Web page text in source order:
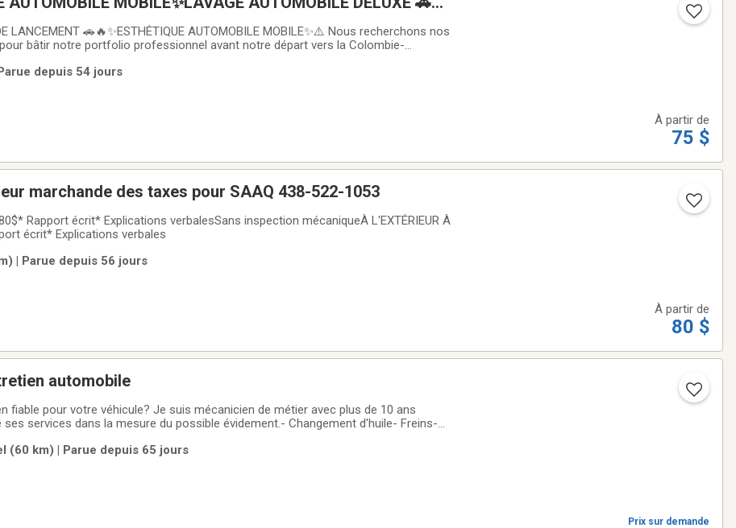
LANCEMENT 🚗🔥✨ESTHÉTIQUE AUTOMOBILE MOBILE✨⚠️ Nous recherchons nos
bâtir notre portfolio professionnel avant notre départ vers la Colombie-
deux passionnés ayant déjà travaillé
depuis 54 jours
À partir de
75 $
marchande des taxes pour SAAQ 438-522-1053
L'EXTÉRIEUR À
partir de 150$* Rapport écrit* Explications verbales
| Parue depuis 56 jours
À partir de
80 $
automobile
fiable pour votre véhicule? Je suis mécanicien de métier avec plus de 10 ans
services dans la mesure du possible évidement.- Changement d'huile- Freins-
et travail
(60 km) | Parue depuis 65 jours
Prix sur demande